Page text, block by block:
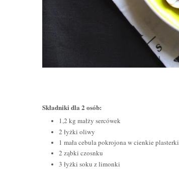
Składniki dla 2 osób:
1,2 kg małży sercówek
2 łyżki oliwy
1 mała cebula pokrojona w cienkie plasterki
2 ząbki czosnku
3 łyżki soku z limonki